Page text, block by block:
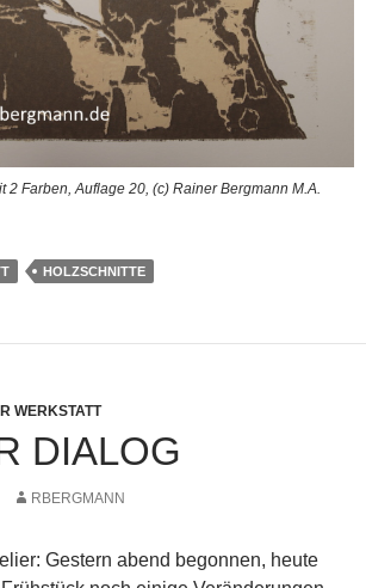
2 Farben, Auflage 20, (c) Rainer Bergmann M.A.
HOLZSCHNITTE
WERKSTATT
DIALOG
RBERGMANN
Gestern abend begonnen, heute